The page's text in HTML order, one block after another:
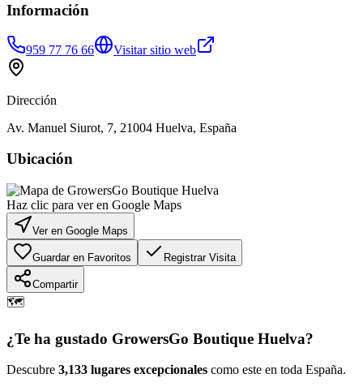
Información
959 77 76 66 Visitar sitio web
Dirección
Av. Manuel Siurot, 7, 21004 Huelva, España
Ubicación
Haz clic para ver en Google Maps
Ver en Google Maps
Guardar en Favoritos Registrar Visita
Compartir
🗺️
¿Te ha gustado GrowersGo Boutique Huelva?
Descubre 3,133 lugares excepcionales como este en toda España.